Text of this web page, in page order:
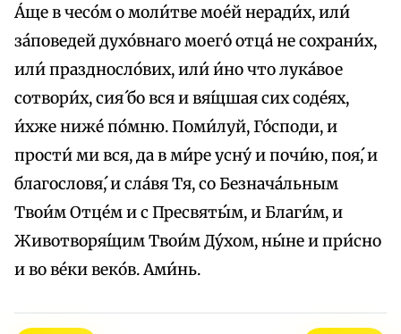
А́ще в чесо́м о моли́тве мое́й неради́х, или́
за́поведей духо́внаго моего́ отца́ не сохрани́х,
или́ праздносло́вих, или́ и́но что лука́вое
сотвори́х, сия́ бо вся и вя́щшая сих соде́ях,
и́хже ниже́ по́мню. Поми́луй, Го́споди, и
прости́ ми вся, да в ми́ре усну́ и почи́ю, поя́, и
благословя́, и сла́вя Тя, со Безнача́льным
Твои́м Отце́м и с Пресвяты́м, и Благи́м, и
Животворя́щим Твои́м Ду́хом, ны́не и при́сно
и во ве́ки веко́в. Ами́нь.